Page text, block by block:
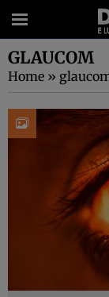
GLAUCOM
Home »